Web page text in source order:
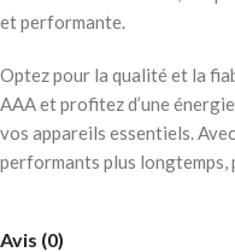
et performante.
Optez pour la qualité et la
AAA et profitez d’une
vos appareils essentiels.
performants plus
Avis (0)